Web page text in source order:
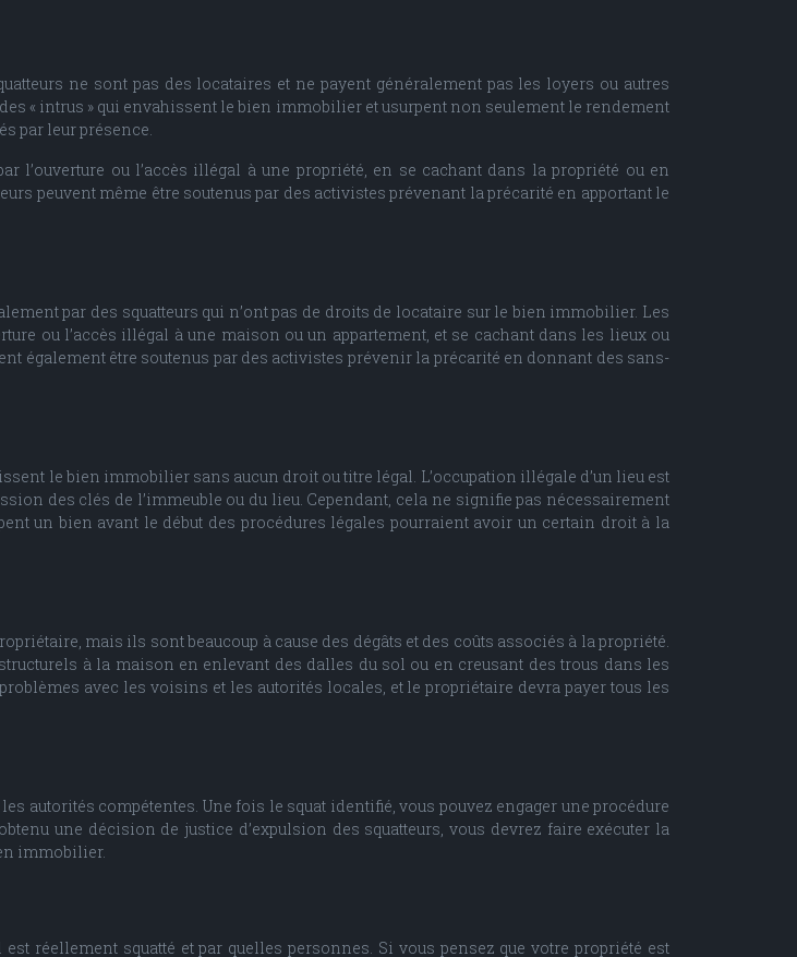
ne sont pas des locataires et ne payent généralement pas les loyers ou autres
« intrus » qui envahissent le bien immobilier et usurpent non seulement le rendement
par leur présence.
l’ouverture ou l’accès illégal à une propriété, en se cachant dans la propriété ou en
peuvent même être soutenus par des activistes prévenant la précarité en apportant le
par des squatteurs qui n’ont pas de droits de locataire sur le bien immobilier. Les
ou l’accès illégal à une maison ou un appartement, et se cachant dans les lieux ou
également être soutenus par des activistes prévenir la précarité en donnant des sans-
le bien immobilier sans aucun droit ou titre légal. L’occupation illégale d’un lieu est
des clés de l’immeuble ou du lieu. Cependant, cela ne signifie pas nécessairement
un bien avant le début des procédures légales pourraient avoir un certain droit à la
mais ils sont beaucoup à cause des dégâts et des coûts associés à la propriété.
à la maison en enlevant des dalles du sol ou en creusant des trous dans les
avec les voisins et les autorités locales, et le propriétaire devra payer tous les
autorités compétentes. Une fois le squat identifié, vous pouvez engager une procédure
une décision de justice d’expulsion des squatteurs, vous devrez faire exécuter la
immobilier.
réellement squatté et par quelles personnes. Si vous pensez que votre propriété est